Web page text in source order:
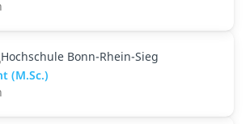
Hochschule Bonn-Rhein-Sieg
(M.Sc.)